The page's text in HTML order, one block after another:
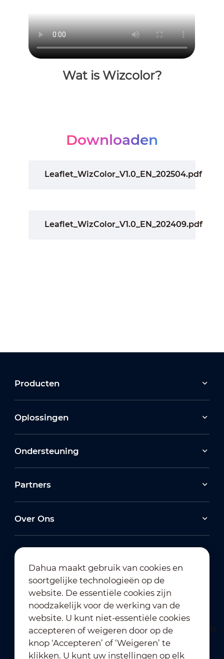
Wat is Wizcolor?
Downloaden
Leaflet_WizColor_V1.0_EN_202504.pdf
Leaflet_WizColor_V1.0_EN_202409.pdf
Producten
Oplossingen
Ondersteuning
Partners
Over Ons
Abonneren op nieuwsbrief
Dahua maakt gebruik van cookies en
soortgelijke technologieën op de
website. De essentiële cookies zijn
noodzakelijk voor de werking van de
website. U kunt niet-essentiële cookies
accepteren of weigeren door op de
knop ‘Accepteren’ of ‘Weigeren’ te
klikken. U kunt uw instellingen op elk